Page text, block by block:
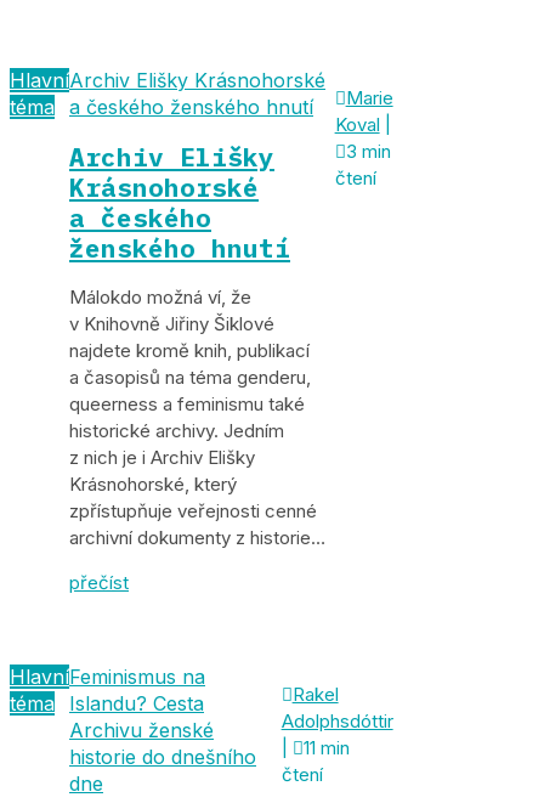
Hlavní
téma
Archiv Elišky Krásnohorské
a českého ženského hnutí
Archiv Elišky
Krásnohorské
a českého
ženského hnutí
Málokdo možná ví, že
v Knihovně Jiřiny Šiklové
najdete kromě knih, publikací
a časopisů na téma genderu,
queerness a feminismu také
historické archivy. Jedním
z nich je i Archiv Elišky
Krásnohorské, který
zpřístupňuje veřejnosti cenné
archivní dokumenty z historie…
přečíst
Marie
Koval
3 min
čtení
Hlavní
téma
Feminismus na
Islandu? Cesta
Archivu ženské
historie do dnešního
dne
Rakel
Adolphsdóttir
11 min
čtení